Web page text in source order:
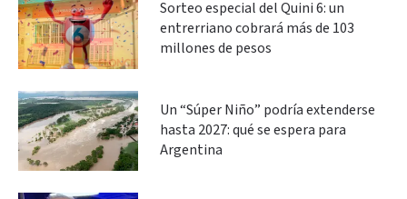
Sorteo especial del Quini 6: un
entrerriano cobrará más de 103
millones de pesos
Un “Súper Niño” podría extenderse
hasta 2027: qué se espera para
Argentina